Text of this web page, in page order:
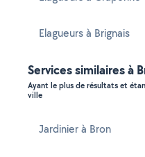
Elagueurs à Brignais
Services similaires à
Ayant le plus de résultats et
ville
Jardinier à Bron